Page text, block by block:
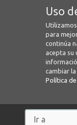
Uso
para
continúa
acepta su
cambiar
Política